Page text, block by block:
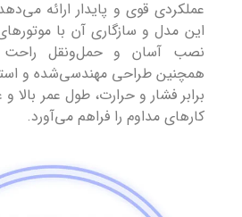
این مدل و سازگاری آن با
نصب آسان و حمل‌ونقل راحت
همچنین طراحی مهندسی‌شده و
برابر فشار و حرارت، طول عمر بالا و
کارهای مداوم را فراهم می‌آورد.